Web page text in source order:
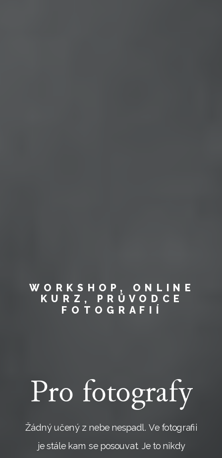
WORKSHOP, ONLINE
KURZ, PRŮVODCE
FOTOGRAFIÍ
Pro fotografy
Žádný učený z nebe nespadl. Ve fotografii
je stále kam se posouvat. Je to nikdy